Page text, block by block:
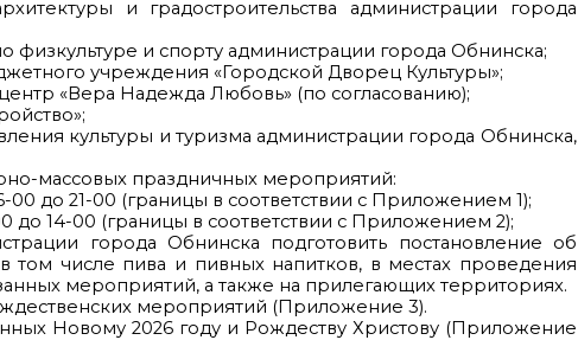
и градостроительства администрации города
физкультуре и спорту администрации города Обнинска;
учреждения «Городской Дворец Культуры»;
«Вера Надежда Любовь» (по согласованию);
культуры и туризма администрации города Обнинска,
массовых праздничных мероприятий:
до 21-00 (границы в соответствии с Приложением 1);
до 14-00 (границы в соответствии с Приложением 2);
города Обнинска подготовить постановление об
числе пива и пивных напитков, в местах проведения
мероприятий, а также на прилегающих территориях.
мероприятий (Приложение 3).
Новому 2026 году и Рождеству Христову (Приложение